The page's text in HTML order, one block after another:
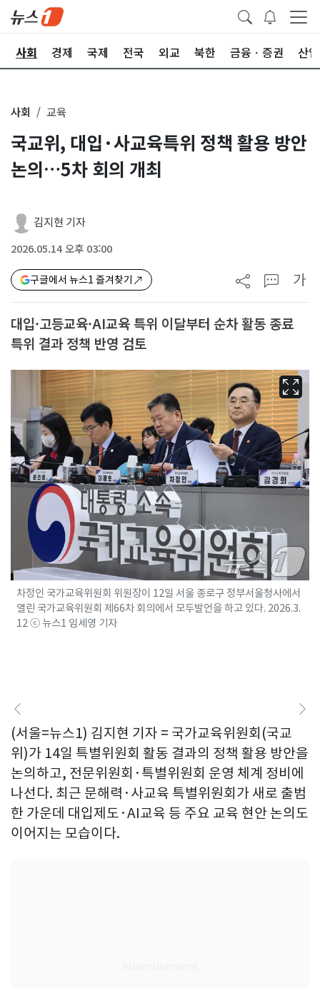
사회 경제 국제 전국 외교 북한 금융ㆍ증권 산업
사회 교육
국교위, 대입·사교육특위 정책 활용 방안
논의…5차 회의 개최
김지현 기자
2026.05.14 오후 03:00
구글에서 뉴스1 즐겨찾기 가
대입·고등교육·AI교육 특위 이달부터 순차 활동 종료
특위 결과 정책 반영 검토
차정인 국가교육위원회 위원장이 12일 서울 종로구 정부서울청사에서
열린 국가교육위원회 제66차 회의에서 모두발언을 하고 있다. 2026.3.
12 ⓒ 뉴스1 임세영 기자
(서울=뉴스1) 김지현 기자 = 국가교육위원회(국교
위)가 14일 특별위원회 활동 결과의 정책 활용 방안을
논의하고, 전문위원회·특별위원회 운영 체계 정비에
나선다. 최근 문해력·사교육 특별위원회가 새로 출범
한 가운데 대입제도·AI교육 등 주요 교육 현안 논의도
이어지는 모습이다.